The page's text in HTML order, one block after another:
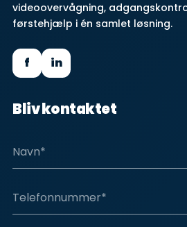
videoovervågning,
førstehjælp i én samlet løsning.
f in
Bliv kontaktet